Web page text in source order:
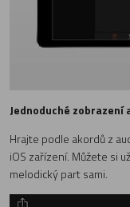
Jednoduché
Hrajte podle akordů z
iOS zařízení. Můžete si
melodický part sami.